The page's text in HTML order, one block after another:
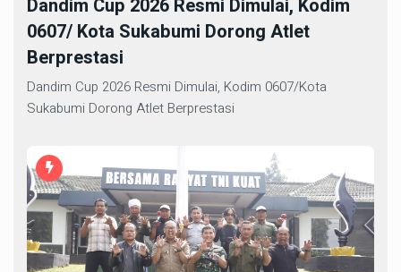
Dandim Cup 2026 Resmi Dimulai, Kodim
0607/ Kota Sukabumi Dorong Atlet
Berprestasi
Dandim Cup 2026 Resmi Dimulai, Kodim 0607/Kota
Sukabumi Dorong Atlet Berprestasi